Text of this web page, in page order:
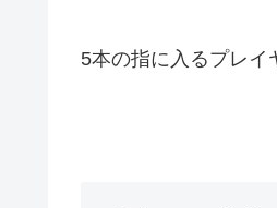
5本の指に入るプレイ